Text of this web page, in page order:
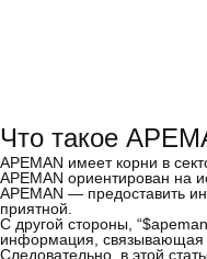
Что такое
APEMAN имеет корни в
APEMAN ориентирован на
APEMAN — предоставить
приятной.
С другой стороны,
информация, связывающая
Следовательно, в этой